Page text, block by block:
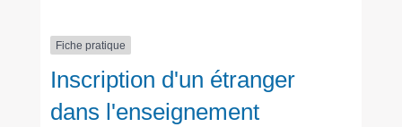
Fiche pratique
Inscription d'un étranger
dans l'enseignement